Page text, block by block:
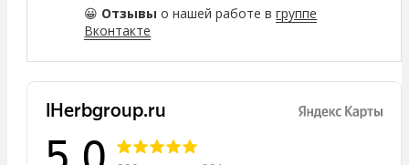
😀 Отзывы о нашей работе вгруппе
Вконтакте